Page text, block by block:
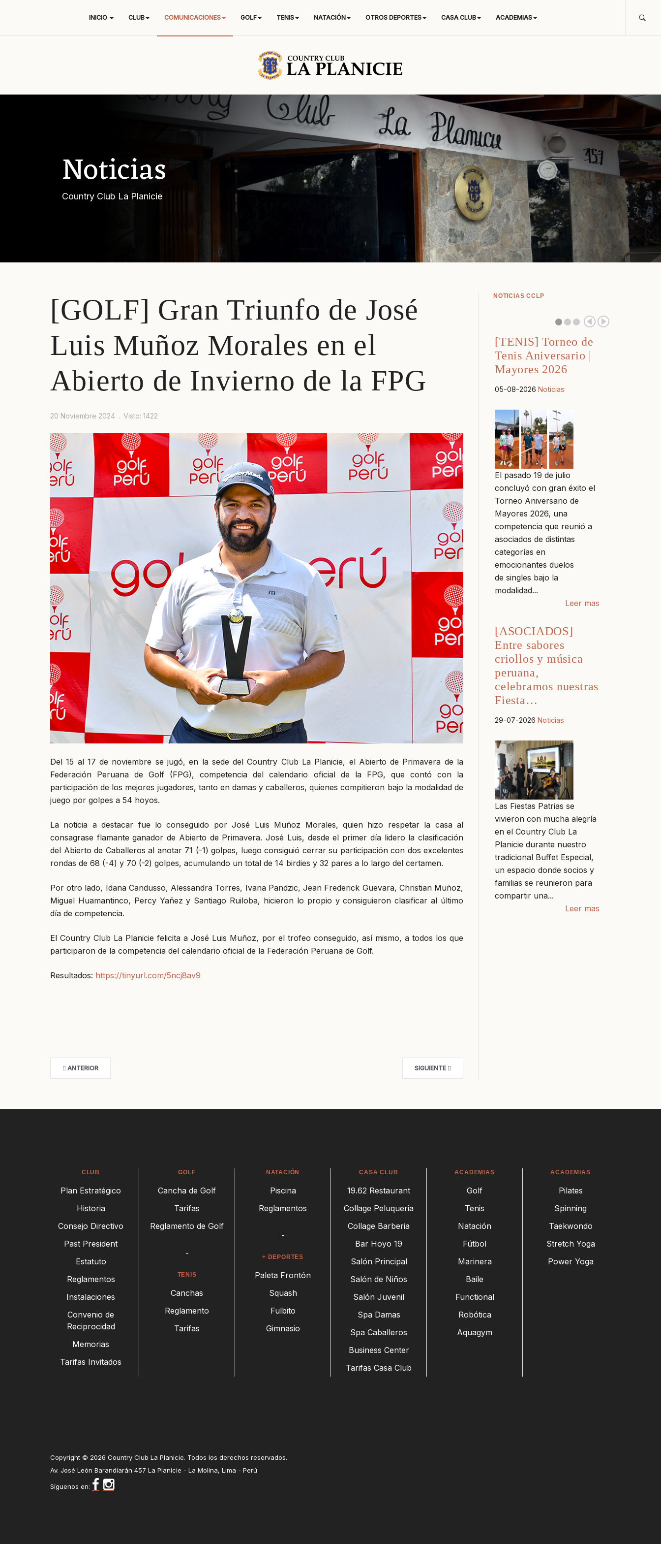
INICIO CLUB COMUNICACIONES GOLF TENIS NATACIÓN OTROS DEPORTES CASA CLUB ACADEMIAS
Noticias
Country Club La Planicie
[GOLF] Gran Triunfo de José
Luis Muñoz Morales en el
Abierto de Invierno de la FPG
20 Noviembre 2024 Visto: 1422
Del 15 al 17 de noviembre se jugó, en la sede del Country Club La Planicie, el Abierto de Primavera de la
Federación Peruana de Golf (FPG), competencia del calendario oficial de la FPG, que contó con la
participación de los mejores jugadores, tanto en damas y caballeros, quienes compitieron bajo la modalidad de
juego por golpes a 54 hoyos.
La noticia a destacar fue lo conseguido por José Luis Muñoz Morales, quien hizo respetar la casa al
consagrase flamante ganador de Abierto de Primavera. José Luis, desde el primer día lidero la clasificación
del Abierto de Caballeros al anotar 71 (-1) golpes, luego consiguió cerrar su participación con dos excelentes
rondas de 68 (-4) y 70 (-2) golpes, acumulando un total de 14 birdies y 32 pares a lo largo del certamen.
Por otro lado, Idana Candusso, Alessandra Torres, Ivana Pandzic, Jean Frederick Guevara, Christian Muñoz,
Miguel Huamantinco, Percy Yañez y Santiago Ruiloba, hicieron lo propio y consiguieron clasificar al último
día de competencia.
El Country Club La Planicie felicita a José Luis Muñoz, por el trofeo conseguido, así mismo, a todos los que
participaron de la competencia del calendario oficial de la Federación Peruana de Golf.
Resultados: https://tinyurl.com/5ncj8av9
ANTERIOR SIGUIENTE
NOTICIAS CCLP
[TENIS] Torneo de
Tenis Aniversario |
Mayores 2026
05-08-2026 Noticias
El pasado 19 de julio
concluyó con gran éxito el
Torneo Aniversario de
Mayores 2026, una
competencia que reunió a
asociados de distintas
categorías en
emocionantes duelos
de singles bajo la
modalidad...
Leer mas
[ASOCIADOS]
Entre sabores
criollos y música
peruana,
celebramos nuestras
Fiesta…
29-07-2026 Noticias
Las Fiestas Patrias se
vivieron con mucha alegría
en el Country Club La
Planicie durante nuestro
tradicional Buffet Especial,
un espacio donde socios y
familias se reunieron para
compartir una...
Leer mas
CLUB
Plan Estratégico
Historia
Consejo Directivo
Past President
Estatuto
Reglamentos
Instalaciones
Convenio de
Reciprocidad
Memorias
Tarifas Invitados
GOLF
Cancha de Golf
Tarifas
Reglamento de Golf
-
TENIS
Canchas
Reglamento
Tarifas
NATACIÓN
Piscina
Reglamentos
-
+ DEPORTES
Paleta Frontón
Squash
Fulbito
Gimnasio
CASA CLUB
19.62 Restaurant
Collage Peluqueria
Collage Barberia
Bar Hoyo 19
Salón Principal
Salón de Niños
Salón Juvenil
Spa Damas
Spa Caballeros
Business Center
Tarifas Casa Club
ACADEMIAS
Golf
Tenis
Natación
Fútbol
Marinera
Baile
Functional
Robótica
Aquagym
ACADEMIAS
Pilates
Spinning
Taekwondo
Stretch Yoga
Power Yoga
Copyright © 2026 Country Club La Planicie. Todos los derechos reservados.
Av. José León Barandiarán 457 La Planicie - La Molina, Lima - Perú
Síguenos en: